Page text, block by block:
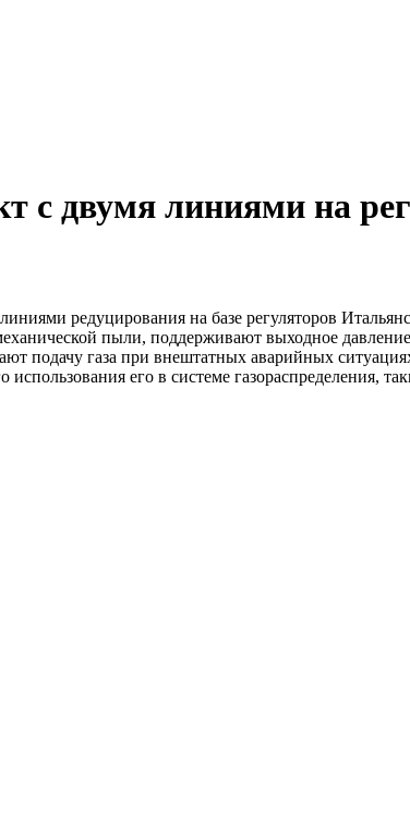
двумя линиями на
редуцирования на базе регуляторов
пыли, поддерживают выходное
подачу газа при внештатных аварийных
его в системе газораспределения,